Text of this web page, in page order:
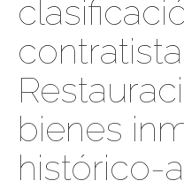
bienes
histórico-